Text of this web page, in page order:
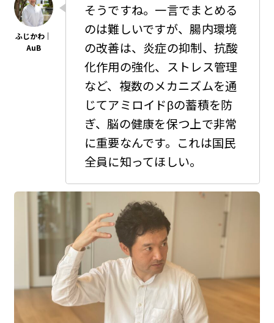
そうですね。一言でまとめる
のは難しいですが、腸内環境
の改善は、炎症の抑制、抗酸
化作用の強化、ストレス管理
など、複数のメカニズムを通
じてアミロイドβの蓄積を防
ぎ、脳の健康を保つ上で非常
に重要なんです。これは国民
全員に知ってほしい。